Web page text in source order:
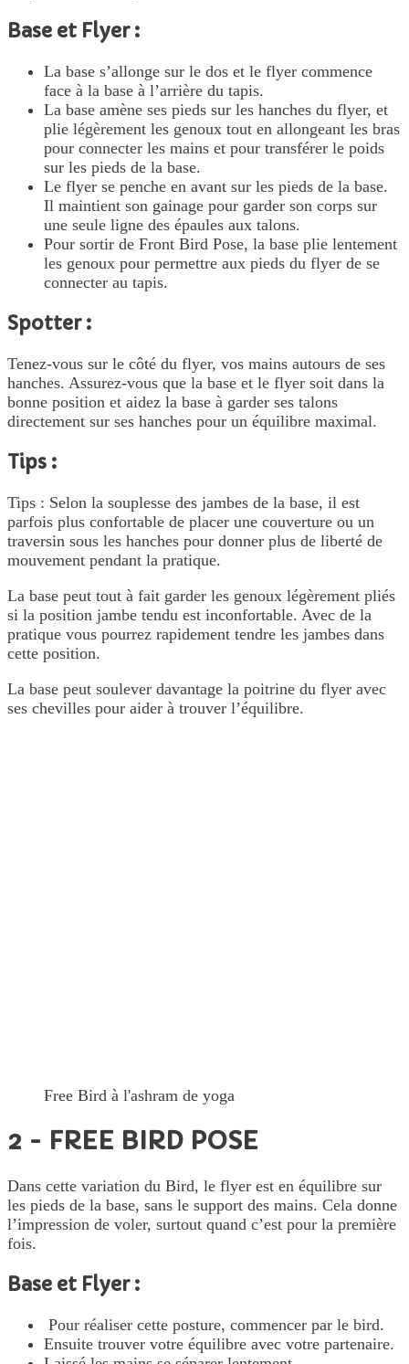
Base et Flyer :
La base s’allonge sur le dos et le flyer commence
face à la base à l’arrière du tapis.
La base amène ses pieds sur les hanches du flyer, et
plie légèrement les genoux tout en allongeant les bras
pour connecter les mains et pour transférer le poids
sur les pieds de la base.
Le flyer se penche en avant sur les pieds de la base.
Il maintient son gainage pour garder son corps sur
une seule ligne des épaules aux talons.
Pour sortir de Front Bird Pose, la base plie lentement
les genoux pour permettre aux pieds du flyer de se
connecter au tapis.
Spotter :
Tenez-vous sur le côté du flyer, vos mains autours de ses
hanches. Assurez-vous que la base et le flyer soit dans la
bonne position et aidez la base à garder ses talons
directement sur ses hanches pour un équilibre maximal.
Tips :
Tips : Selon la souplesse des jambes de la base, il est
parfois plus confortable de placer une couverture ou un
traversin sous les hanches pour donner plus de liberté de
mouvement pendant la pratique.
La base peut tout à fait garder les genoux légèrement pliés
si la position jambe tendu est inconfortable. Avec de la
pratique vous pourrez rapidement tendre les jambes dans
cette position.
La base peut soulever davantage la poitrine du flyer avec
ses chevilles pour aider à trouver l’équilibre.
Free Bird à l'ashram de yoga
2 - FREE BIRD POSE
Dans cette variation du Bird, le flyer est en équilibre sur
les pieds de la base, sans le support des mains. Cela donne
l’impression de voler, surtout quand c’est pour la première
fois.
Base et Flyer :
Pour réaliser cette posture, commencer par le bird.
Ensuite trouver votre équilibre avec votre partenaire.